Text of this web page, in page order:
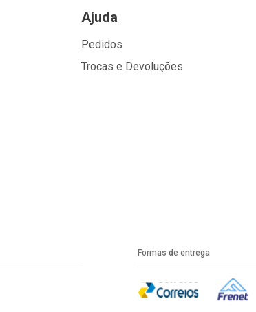
Ajuda
Pedidos
Trocas e Devoluções
Formas de entrega